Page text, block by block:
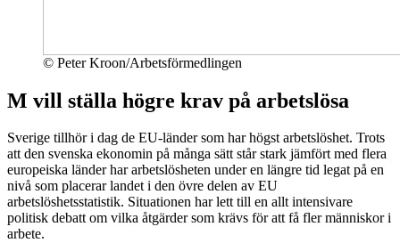
© Peter Kroon/Arbetsförmedlingen
M vill ställa högre krav på arbetslösa
Sverige tillhör i dag de EU-länder som har högst arbetslöshet. Trots
att den svenska ekonomin på många sätt står stark jämfört med flera
europeiska länder har arbetslösheten under en längre tid legat på en
nivå som placerar landet i den övre delen av EU
arbetslöshetsstatistik. Situationen har lett till en allt intensivare
politisk debatt om vilka åtgärder som krävs för att få fler människor i
arbete.